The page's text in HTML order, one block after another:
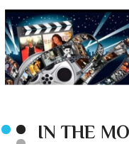
IN THE